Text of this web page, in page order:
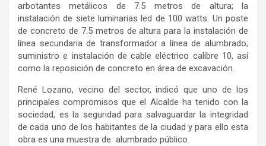
arbotantes metálicos de 7.5 metros de altura; la
instalación de siete luminarias led de 100 watts. Un poste
de concreto de 7.5 metros de altura para la instalación de
línea secundaria de transformador a línea de alumbrado;
suministro e instalación de cable eléctrico calibre 10, así
como la reposición de concreto en área de excavación.
René Lozano, vecino del sector, indicó que uno de los
principales compromisos que el Alcalde ha tenido con la
sociedad, es la seguridad para salvaguardar la integridad
de cada uno de los habitantes de la ciudad y para ello esta
obra es una muestra de alumbrado público.